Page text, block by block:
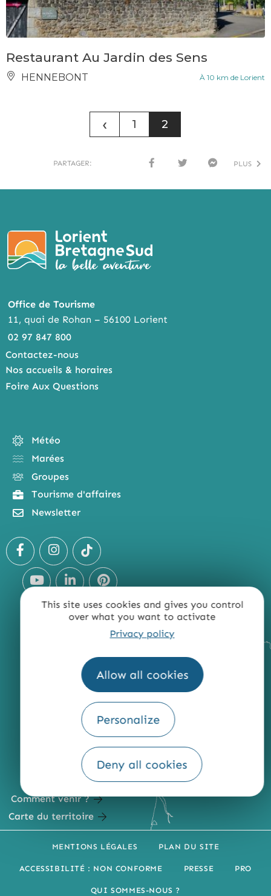
This site uses cookies and gives you control
over what you want to activate
Privacy policy
Allow all cookies
Personalize
Deny all cookies
Restaurant Au Jardin des Sens
HENNEBONT À 10 km de Lorient
‹ 1 2
PARTAGER:
BOO
TTER
ENG
PLUS
Office de Tourisme
11, quai de Rohan – 56100 Lorient
02 97 847 800
Contactez-nous
Nos accueils & horaires
Foire Aux Questions
Météo
Marées
Groupes
Tourisme d'affaires
Newsletter
Comment venir ?
Carte du territoire
MENTIONS LÉGALES PLAN DU SITE
ACCESSIBILITÉ : NON CONFORME PRESSE PRO
QUI SOMMES-NOUS ?